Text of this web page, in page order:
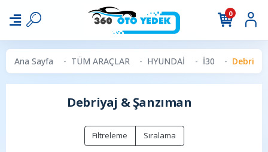
0
Ana Sayfa TÜM ARAÇLAR HYUNDAİ İ30
Debriyaj & Şanzıman
Filtreleme Sıralama